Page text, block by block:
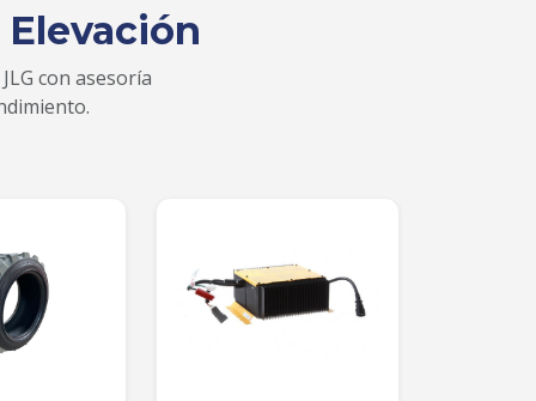
con asesoría